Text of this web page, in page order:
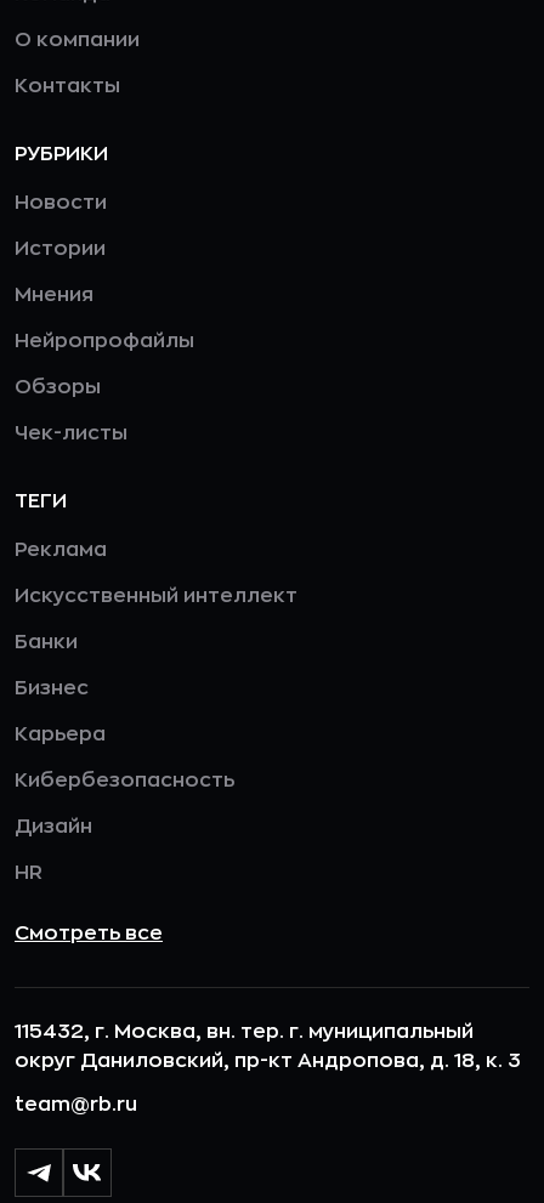
О компании
Контакты
РУБРИКИ
Новости
Истории
Мнения
Нейропрофайлы
Обзоры
Чек-листы
ТЕГИ
Реклама
Искусственный интеллект
Банки
Бизнес
Карьера
Кибербезопасность
Дизайн
HR
Смотреть все
115432, г. Москва, вн. тер. г. муниципальный
округ Даниловский, пр-кт Андропова, д. 18, к. 3
team@rb.ru